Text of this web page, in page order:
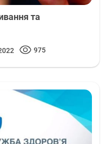
та
975